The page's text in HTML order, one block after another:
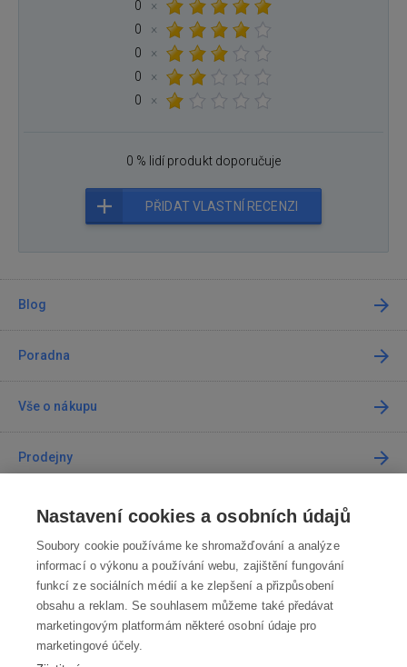
0
×
0
×
0
×
0
×
0
×
0 % lidí produkt doporučuje
PŘIDAT VLASTNÍ RECENZI
Blog
Poradna
Vše o nákupu
Prodejny
Kontakt
Kontaktujte nás
info@robotworld.cz
220 770 770 Po-Pá 8:00—16:00
Nastavení cookies a osobních údajů
Soubory cookie používáme ke shromažďování a analýze
informací o výkonu a používání webu, zajištění fungování
funkcí ze sociálních médií a ke zlepšení a přizpůsobení
obsahu a reklam. Se souhlasem můžeme také předávat
marketingovým platformám některé osobní údaje pro
marketingové účely.